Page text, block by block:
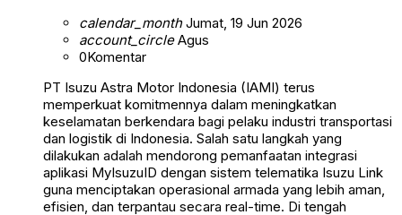
calendar_monthJumat, 19 Jun 2026
account_circleAgus
0Komentar
PT Isuzu Astra Motor Indonesia (IAMI) terus
memperkuat komitmennya dalam meningkatkan
keselamatan berkendara bagi pelaku industri transportasi
dan logistik di Indonesia. Salah satu langkah yang
dilakukan adalah mendorong pemanfaatan integrasi
aplikasi MyIsuzuID dengan sistem telematika Isuzu Link
guna menciptakan operasional armada yang lebih aman,
efisien, dan terpantau secara real-time. Di tengah